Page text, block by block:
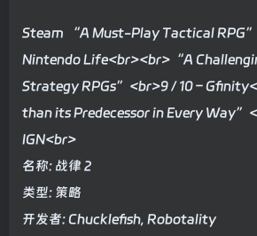
Steam “A Must-Play Tactical
Nintendo Life<br><br>“A
Strategy RPGs”<br>9 / 10 –
than its Predecessor in Every
IGN<br>
名称: 战律 2
类型: 策略
开发者: Chucklefish, Robotality